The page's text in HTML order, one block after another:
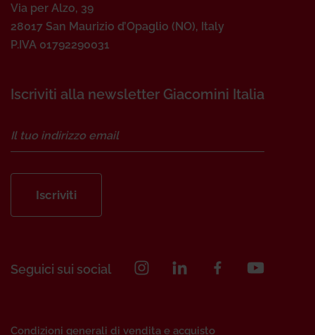
Via per Alzo, 39
28017 San Maurizio d’Opaglio (NO), Italy
P.IVA 01792290031
Iscriviti alla newsletter Giacomini Italia
Iscriviti
Seguici sui social
Condizioni generali di vendita e acquisto